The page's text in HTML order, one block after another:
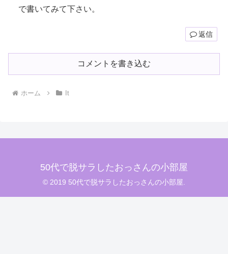
で書いてみて下さい。
返信
コメントを書き込む
ホーム It
50代で脱サラしたおっさんの小部屋
© 2019 50代で脱サラしたおっさんの小部屋.